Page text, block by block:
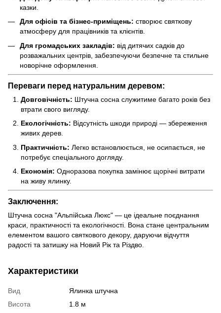
казки.
Для офісів та бізнес-приміщень: створює святкову
атмосферу для працівників та клієнтів.
Для громадських закладів: від дитячих садків до
розважальних центрів, забезпечуючи безпечне та стильне
новорічне оформлення.
Переваги перед натуральним деревом:
Довговічність: Штучна сосна служитиме багато років без
втрати свого вигляду.
Екологічність: Відсутність шкоди природі — збереження
живих дерев.
Практичність: Легко встановлюється, не осипається, не
потребує спеціального догляду.
Економія: Одноразова покупка замінює щорічні витрати
на живу ялинку.
Заключення:
Штучна сосна "Альпійська Люкс" — це ідеальне поєднання
краси, практичності та екологічності. Вона стане центральним
елементом вашого святкового декору, даруючи відчуття
радості та затишку на Новий Рік та Різдво.
Характеристики
Вид
Ялинка штучна
Висота
1.8 м